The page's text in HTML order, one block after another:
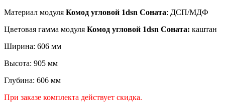
Материал модуля Комод угловой 1dsn Соната: ДСП/МДФ
Цветовая гамма модуля Комод угловой 1dsn Соната: каштан
Ширина: 606 мм
Высота: 905 мм
Глубина: 606 мм
При заказе комплекта действует скидка.